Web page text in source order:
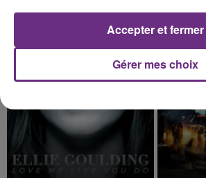
Self Aware
18h27
18h27 18h24
18h24
Gérer mes choix
Accepter et fermer